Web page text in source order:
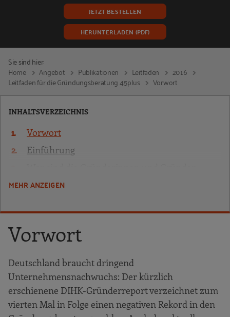
JETZT BESTELLEN
HERUNTERLADEN (PDF)
Sie sind hier:
Home
Angebot Publikationen Leitfaden
2016
Leitfaden für die Gründungsberatung 45plus
Vorwort
INHALTSVERZEICHNIS
Vorwort
Einführung
45plus? Warum gründen sie?
Gründungswillige 45plus abholen, wo sie
Motivation, Mut und Zuversicht
Beratung auf Augenhöhe: Peer-Beratung
3.4 Geschlechtsspezifische Beratung
3.5 Startvorteile: Erfahrungsschatz und
Netzwerke
MEHR ANZEIGEN
Vorwort
Deutschland braucht dringend
Unternehmensnachwuchs: Der kürzlich
erschienene DIHK-Gründerreport verzeichnet zum
vierten Mal in Folge einen negativen Rekord in den